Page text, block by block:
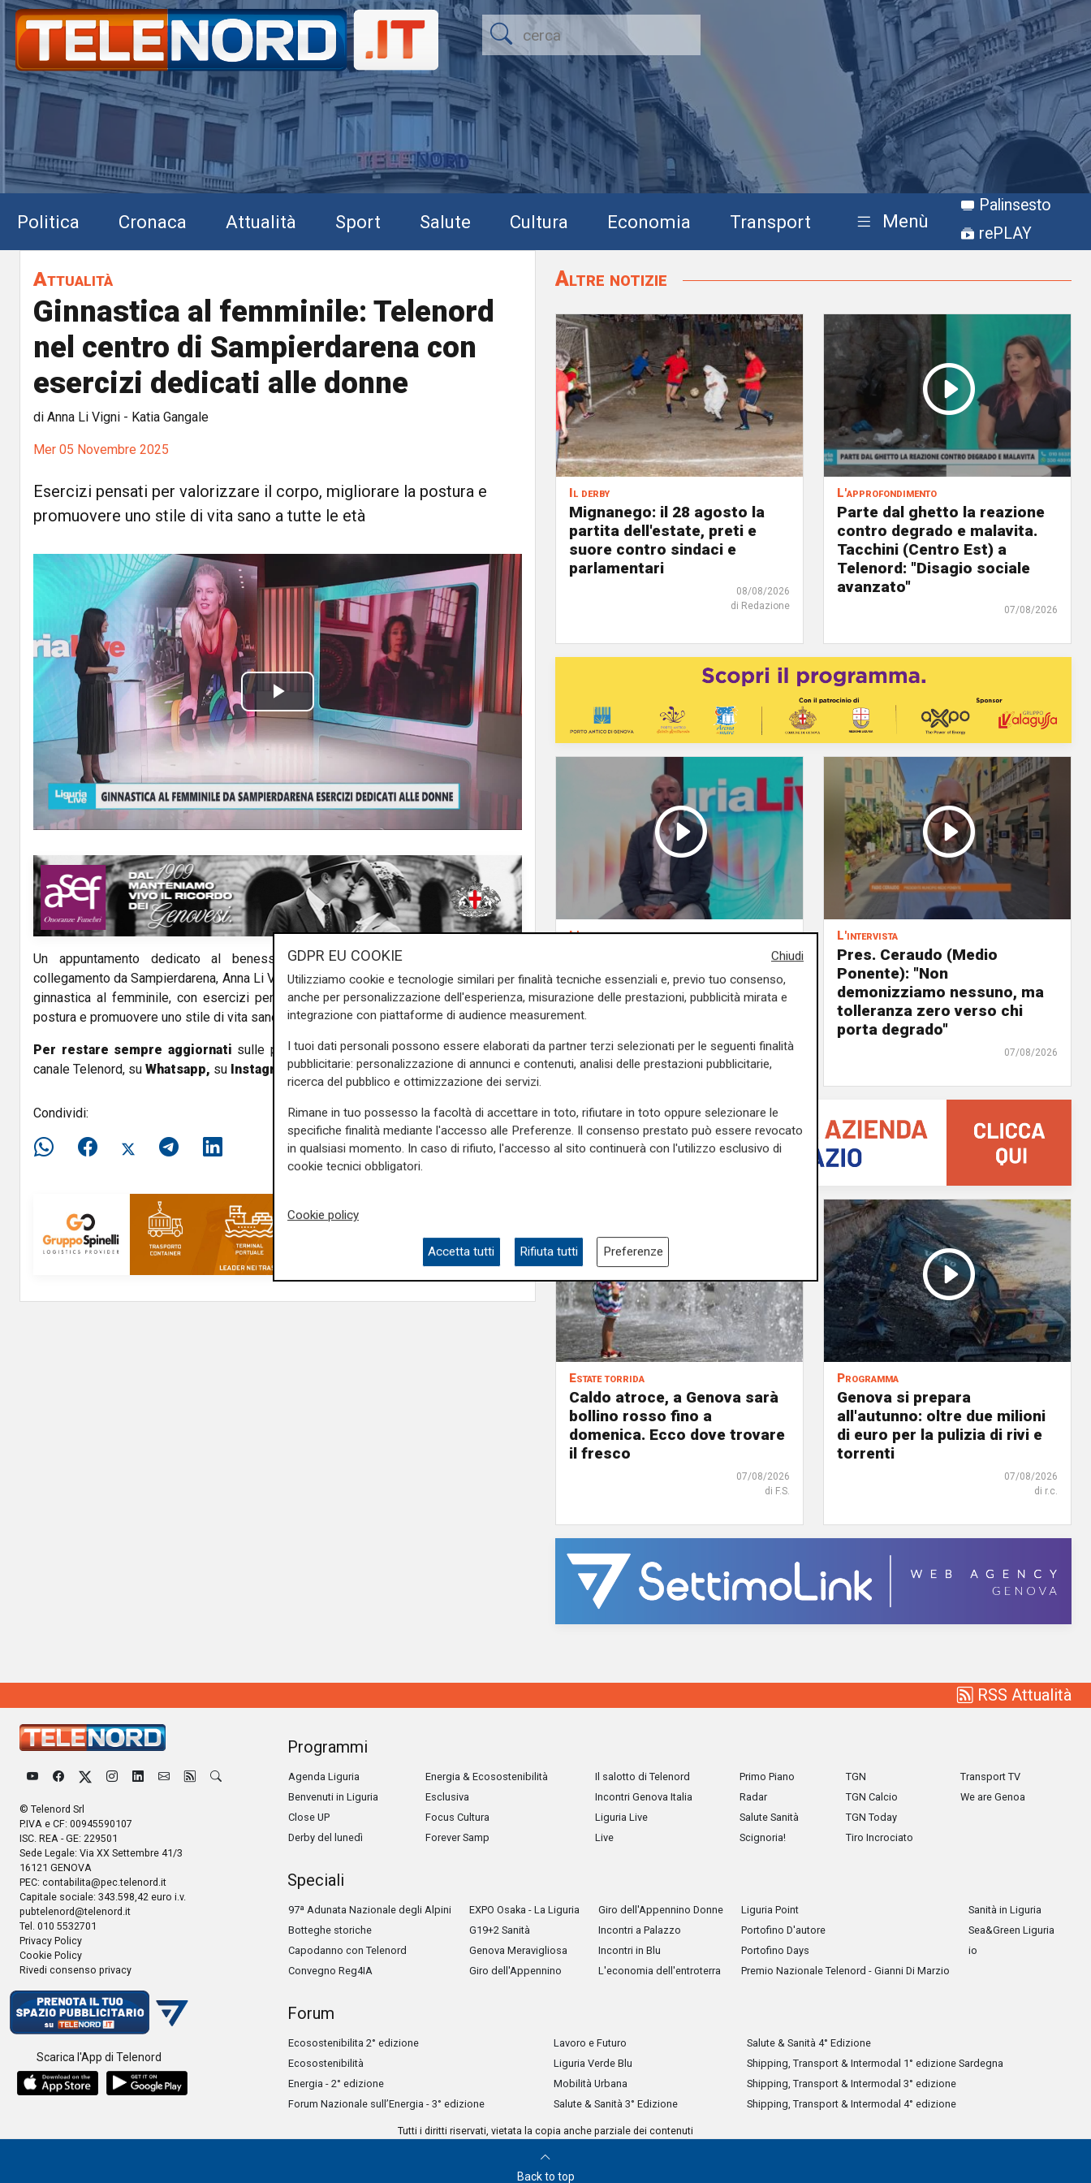
Politica Cronaca Attualità Sport Salute Cultura Economia Transport Menù
Palinsesto
rePLAY
Attualità
Ginnastica al femminile: Telenord
nel centro di Sampierdarena con
esercizi dedicati alle donne
di Anna Li Vigni - Katia Gangale
Mer 05 Novembre 2025
Esercizi pensati per valorizzare il corpo, migliorare la postura e
promuovere uno stile di vita sano a tutte le età
P
l
a
V
d
e
o
Un appuntamento dedicato al benessere e alla forma fisica femminile. In
collegamento da Sampierdarena, Anna Li Vigni incontra Rosangela Sperli per parlare di
ginnastica al femminile, con esercizi pensati per valorizzare il corpo, migliorare la
postura e promuovere uno stile di vita sano a tutte le età.
Per restare sempre aggiornati sulle principali notizie sulla Liguria seguiteci sul
canale Telenord, su Whatsapp, su Instagram,suYoutubee suFacebook.
Condividi:
Altre notizie
Il derby
Mignanego: il 28 agosto la
partita dell'estate, preti e
suore contro sindaci e
parlamentari
08/08/2026
di Redazione
L'approfondimento
Parte dal ghetto la reazione
contro degrado e malavita.
Tacchini (Centro Est) a
Telenord: "Disagio sociale
avanzato"
07/08/2026
L'esclusiva
Vassallo (consigliere delega
Vallate) a Telenord:
"Riapertura di via Lepanto
ottima notizia per ridurre il
07/08/2026
L'intervista
Pres. Ceraudo (Medio
Ponente): "Non
demonizziamo nessuno, ma
tolleranza zero verso chi
porta degrado"
07/08/2026
Estate torrida
Caldo atroce, a Genova sarà
bollino rosso fino a
domenica. Ecco dove trovare
il fresco
07/08/2026
di F.S.
Programma
Genova si prepara
all'autunno: oltre due milioni
di euro per la pulizia di rivi e
torrenti
07/08/2026
di r.c.
RSS Attualità
© Telenord Srl
P.IVA e CF: 00945590107
ISC. REA - GE: 229501
Sede Legale: Via XX Settembre 41/3
16121 GENOVA
PEC: contabilita@pec.telenord.it
Capitale sociale: 343.598,42 euro i.v.
pubtelenord@telenord.it
Tel. 010 5532701
Privacy Policy
Cookie Policy
Rivedi consenso privacy
Scarica l'App di Telenord
Programmi
Agenda Liguria
Benvenuti in Liguria
Close UP
Derby del lunedì
Energia & Ecosostenibilità
Esclusiva
Focus Cultura
Forever Samp
Il salotto di Telenord
Incontri Genova Italia
Liguria Live
Live
Primo Piano
Radar
Salute Sanità
Scignoria!
TGN
TGN Calcio
TGN Today
Tiro Incrociato
Transport TV
We are Genoa
Speciali
97ª Adunata Nazionale degli Alpini
Botteghe storiche
Capodanno con Telenord
Convegno Reg4IA
EXPO Osaka - La Liguria
G19+2 Sanità
Genova Meravigliosa
Giro dell'Appennino
Giro dell'Appennino Donne
Incontri a Palazzo
Incontri in Blu
L'economia dell'entroterra
Liguria Point
Portofino D'autore
Portofino Days
Premio Nazionale Telenord - Gianni Di Marzio
Sanità in Liguria
Sea&Green Liguria
io
Forum
Ecosostenibilita 2° edizione
Ecosostenibilità
Energia - 2° edizione
Forum Nazionale sull’Energia - 3° edizione
Lavoro e Futuro
Liguria Verde Blu
Mobilità Urbana
Salute & Sanità 3° Edizione
Salute & Sanità 4° Edizione
Shipping, Transport & Intermodal 1° edizione Sardegna
Shipping, Transport & Intermodal 3° edizione
Shipping, Transport & Intermodal 4° edizione
Tutti i diritti riservati, vietata la copia anche parziale dei contenuti
Back to top
Chiudi
GDPR EU COOKIE
Utilizziamo cookie e tecnologie similari per finalità tecniche essenziali e, previo tuo consenso,
anche per personalizzazione dell'esperienza, misurazione delle prestazioni, pubblicità mirata e
integrazione con piattaforme di audience measurement.
I tuoi dati personali possono essere elaborati da partner terzi selezionati per le seguenti finalità
pubblicitarie: personalizzazione di annunci e contenuti, analisi delle prestazioni pubblicitarie,
ricerca del pubblico e ottimizzazione dei servizi.
Rimane in tuo possesso la facoltà di accettare in toto, rifiutare in toto oppure selezionare le
specifiche finalità mediante l'accesso alle Preferenze. Il consenso prestato può essere revocato
in qualsiasi momento. In caso di rifiuto, l'accesso al sito continuerà con l'utilizzo esclusivo di
cookie tecnici obbligatori.
Cookie policy
Accetta tutti Rifiuta tutti Preferenze